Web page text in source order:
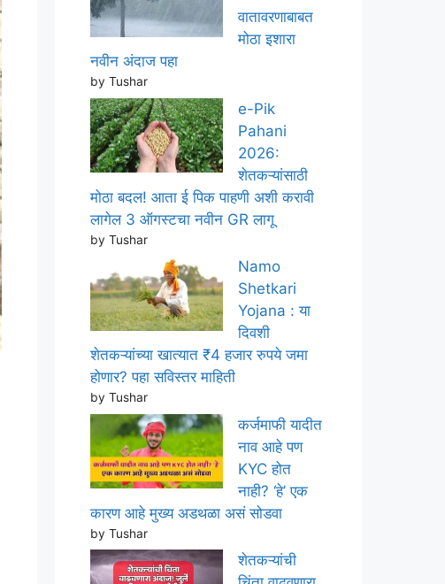
वातावरणाबाबत
मोठा इशारा
नवीन अंदाज पहा
by Tushar
e-Pik
Pahani
2026:
शेतकऱ्यांसाठी
मोठा बदल! आता ई पिक पाहणी अशी करावी
लागेल 3 ऑगस्टचा नवीन GR लागू
by Tushar
Namo
Shetkari
Yojana : या
दिवशी
शेतकऱ्यांच्या खात्यात ₹4 हजार रुपये जमा
होणार? पहा सविस्तर माहिती
by Tushar
कर्जमाफी यादीत
नाव आहे पण
KYC होत
नाही? ‘हे’ एक
कारण आहे मुख्य अडथळा असं सोडवा
by Tushar
शेतकऱ्यांची